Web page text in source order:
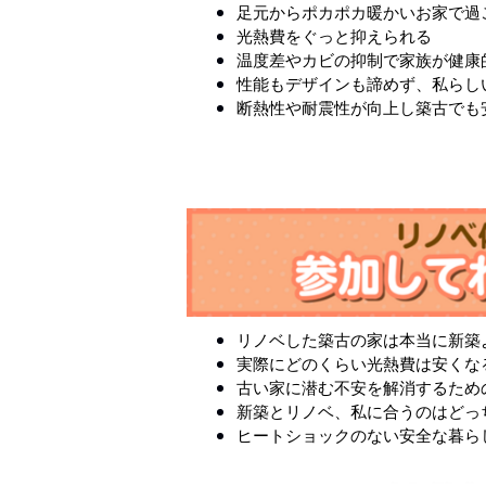
足元からポカポカ暖かいお家で過
光熱費をぐっと抑えられる
温度差やカビの抑制で家族が健康
性能もデザインも諦めず、私らし
断熱性や耐震性が向上し築古でも
リノベした築古の家は本当に新
実際にどのくらい光熱費は安くな
古い家に潜む不安を解消するため
新築とリノベ、私に合うのはどっ
ヒートショックのない安全な暮ら